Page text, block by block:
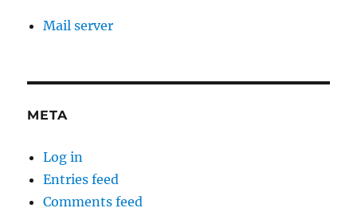
Mail server
META
Log in
Entries feed
Comments feed